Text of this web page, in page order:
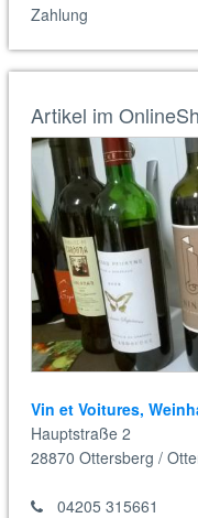
Zahlung
Artikel im
Vin et Voitures,
Hauptstraße 2
28870 Ottersberg /
04205 315661